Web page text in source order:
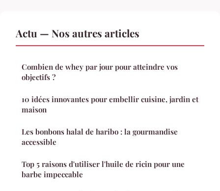
Actu — Nos autres articles
Combien de whey par jour pour atteindre vos
objectifs ?
10 idées innovantes pour embellir cuisine, jardin et
maison
Les bonbons halal de haribo : la gourmandise
accessible
Top 5 raisons d'utiliser l'huile de ricin pour une
barbe impeccable